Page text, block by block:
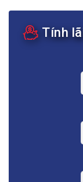
Tính